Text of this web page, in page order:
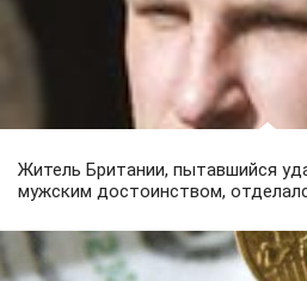
Житель Британии, пытавшийся
мужским достоинством,